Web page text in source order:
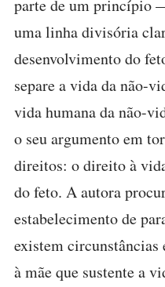
parte de um princípio
uma linha divisória
desenvolvimento do
separe a vida da não-
vida humana da não-
o seu argumento em
direitos: o direito à
do feto. A autora
estabelecimento de
existem circunstâncias
à mãe que sustente a